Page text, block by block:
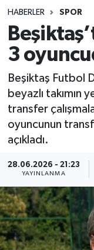
HABERLER SPOR
3
Beşiktaş Futbol
beyazlı takımın
transfer
oyuncunun
açıkladı.
28.06.2026 - 21:23
YAYINLANMA
Spor
Teknoloji
Yaşam